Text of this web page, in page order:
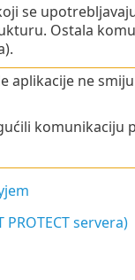
se
Ostala
aplikacije ne
komunikaciju
servera)